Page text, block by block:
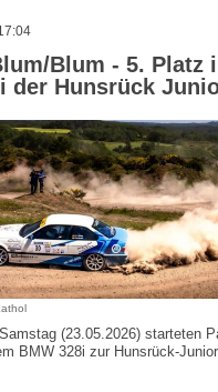
Blum - 5. Platz
der Hunsrück
(23.05.2026) starteten
BMW 328i zur Hunsrück-